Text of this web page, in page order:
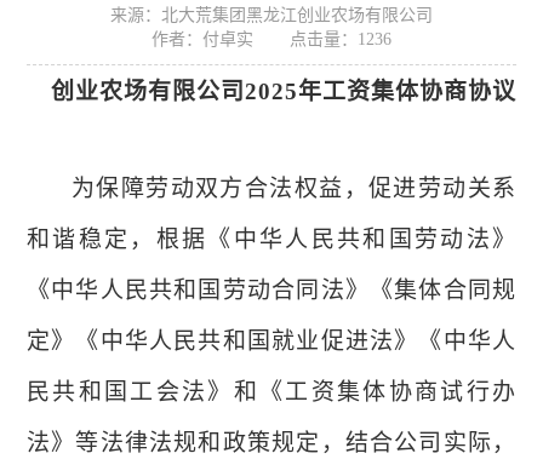
来源：北大荒集团黑龙江创业农场有限公司
作者：付卓实
点击量： 1236
创业农场有限公司 2025年工资集体协商协议
为保障劳动双方合法权益，促进劳动关系
和谐稳定，根据《 中华人民共和国 劳动法》
《中华人民共和国 劳动合同法》《集体合同规
定》《中华人民共和国 就业促进法》《中华人
民共和国 工会法》和《工资集体协商试行办
法》等法律法规和政策规定，结合公司 实际，